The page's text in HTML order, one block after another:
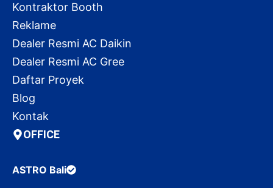
Kontraktor Booth
Reklame
Dealer Resmi AC Daikin
Dealer Resmi AC Gree
Daftar Proyek
Blog
Kontak
OFFICE
ASTRO Bali